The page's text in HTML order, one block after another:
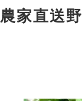
農家直送